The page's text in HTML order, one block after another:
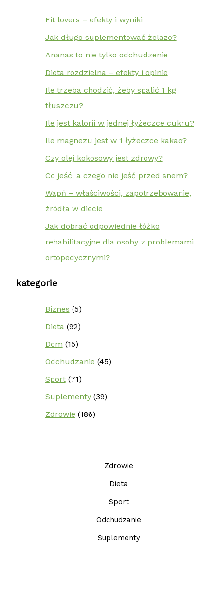
Fit lovers – efekty i wyniki
Jak długo suplementować żelazo?
Ananas to nie tylko odchudzenie
Dieta rozdzielna – efekty i opinie
Ile trzeba chodzić, żeby spalić 1 kg
tłuszczu?
Ile jest kalorii w jednej łyżeczce cukru?
Ile magnezu jest w 1 łyżeczce kakao?
Czy olej kokosowy jest zdrowy?
Co jeść, a czego nie jeść przed snem?
Wapń – właściwości, zapotrzebowanie,
źródła w diecie
Jak dobrać odpowiednie łóżko
rehabilitacyjne dla osoby z problemami
ortopedycznymi?
kategorie
Biznes (5)
Dieta(92)
Dom (15)
Odchudzanie (45)
Sport(71)
Suplementy(39)
Zdrowie (186)
Zdrowie
Dieta
Sport
Odchudzanie
Suplementy